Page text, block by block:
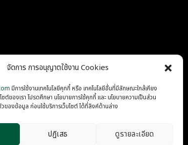
จัดการ การอนุญาตใช้งาน Cookies
มีการใช้งานเทคโนโลยีคุกกี้ หรือ เทคโนโลยีอื่นที่มีลักษณะใกล้เคียง
ต์ของเรา โปรดศึกษา นโยบายการใช้คุกกี้ และ นโยบายความเป็นส่วน
ของข้อมูล ก่อนใช้บริการเว็บไซต์ ได้ที่ลิงค์ด้านล่าง
ปฏิเสธ ดูรายละเอียด
PRIVACY COOKIES